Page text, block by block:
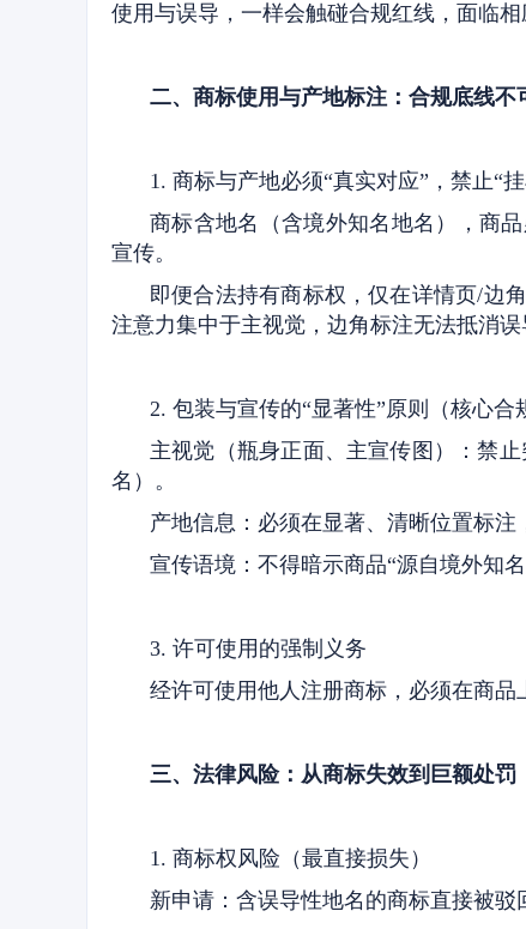
使用与误导，一样会触碰合规红线，面临相
二、商标使用与产地标注：合规底线不
1. 商标与产地必须“真实对应”，禁止“
商标含地名（含境外知名地名），商
宣传。
即便合法持有商标权，仅在详情页/边
注意力集中于主视觉，边角标注无法抵消误
2. 包装与宣传的“显著性”原则（核心合
主视觉（瓶身正面、主宣传图）：禁
名）。
产地信息：必须在显著、清晰位置标注
宣传语境：不得暗示商品“源自境外知
3. 许可使用的强制义务
经许可使用他人注册商标，必须在商品
三、法律风险：从商标失效到巨额处罚
1. 商标权风险（最直接损失）
新申请：含误导性地名的商标直接被驳